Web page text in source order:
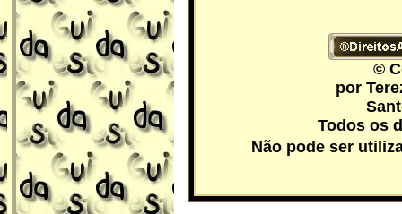
©
por
Todos os
Não pode ser